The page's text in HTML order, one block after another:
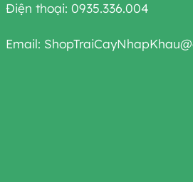
Điện thoại: 0935.336.004
Email: